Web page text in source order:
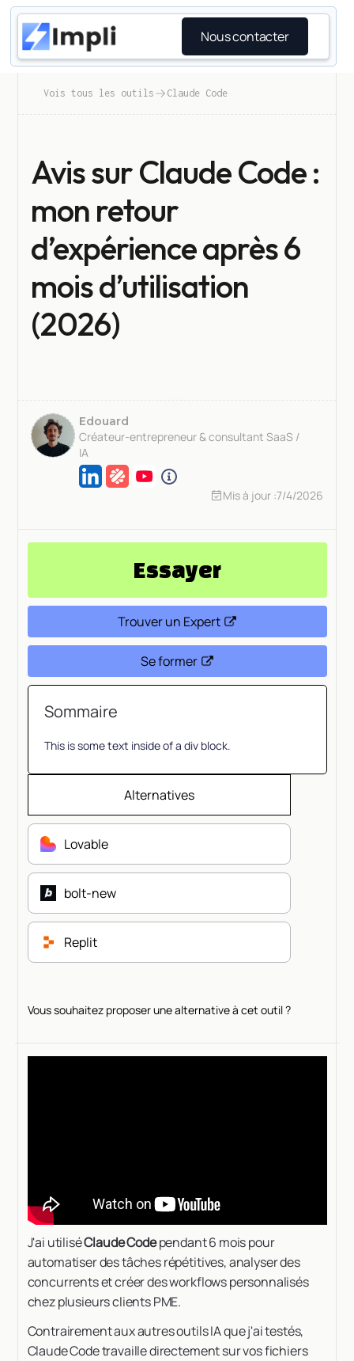
Nous contacter
Vois tous les outils Claude Code
Avis sur Claude Code :
mon retour
d’expérience après 6
mois d’utilisation
(2026)
Edouard
Créateur-entrepreneur & consultant SaaS /
IA
Mis à jour :7/4/2026
Essayer
Trouver un Expert
Se former
Sommaire
This is some text inside of a div block.
Alternatives
Lovable
bolt-new
Replit
Vous souhaitez proposer une alternative à cet outil ?
J'ai utiliséClaude Codependant 6 mois pour
automatiser des tâches répétitives, analyser des
concurrents et créer des workflows personnalisés
chez plusieurs clients PME.
Contrairement aux autres outils IA que j'ai testés,
Claude Code travaille directement sur vos fichiers